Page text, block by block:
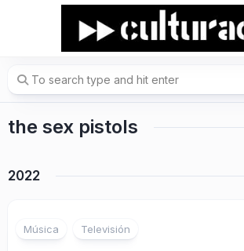
the sex pistols
2022
Música Televisión